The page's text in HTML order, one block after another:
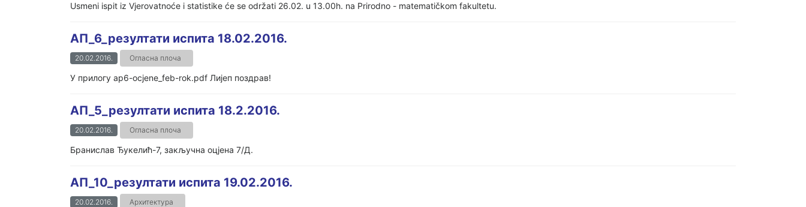
Usmeni ispit iz Vjerovatnoće i statistike će se održati 26.02. u 13.00h. na Prirodno - matematičkom fakultetu.
АП_6_резултати испита 18.02.2016.
20.02.2016. Огласна плоча
У прилогу ap6-ocjene_feb-rok.pdf Лијеп поздрав!
АП_5_резултати испита 18.2.2016.
20.02.2016. Огласна плоча
Бранислав Ђукелић-7, закључна оцјена 7/Д.
АП_10_резултати испита 19.02.2016.
20.02.2016. Архитектура